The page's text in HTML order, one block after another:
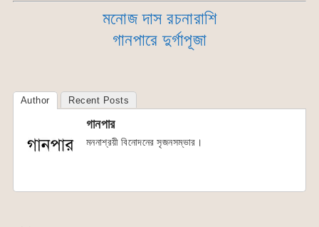
মনোজ দাস রচনারাশি
গানপারে দুর্গাপূজা
Author Recent Posts
গানপার
মননাশ্রয়ী বিনোদনের সৃজনসম্ভার।